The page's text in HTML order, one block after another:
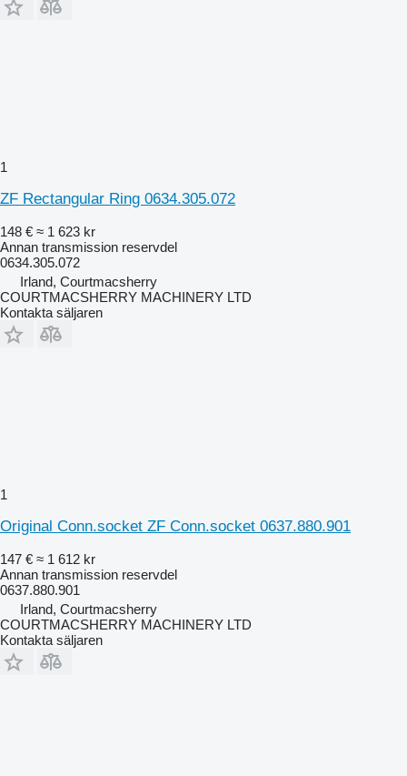
1
ZF Rectangular Ring 0634.305.072
148 € ≈ 1 623 kr
Annan transmission reservdel
0634.305.072
Irland, Courtmacsherry
COURTMACSHERRY MACHINERY LTD
Kontakta säljaren
1
Original Conn.socket ZF Conn.socket 0637.880.901
147 € ≈ 1 612 kr
Annan transmission reservdel
0637.880.901
Irland, Courtmacsherry
COURTMACSHERRY MACHINERY LTD
Kontakta säljaren